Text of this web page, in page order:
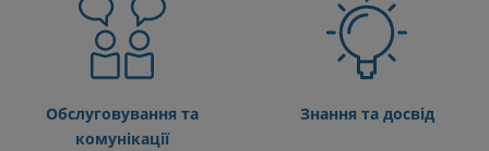
Обслуговування та
комунікації
Знання та досвід